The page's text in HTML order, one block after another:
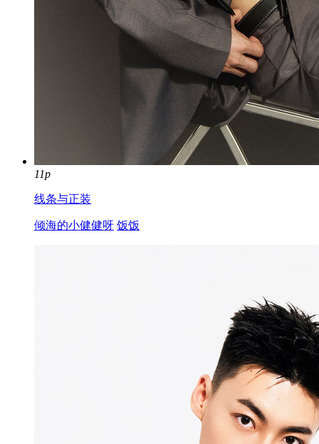
11p
线条与正装
倾海的小健健呀 饭饭